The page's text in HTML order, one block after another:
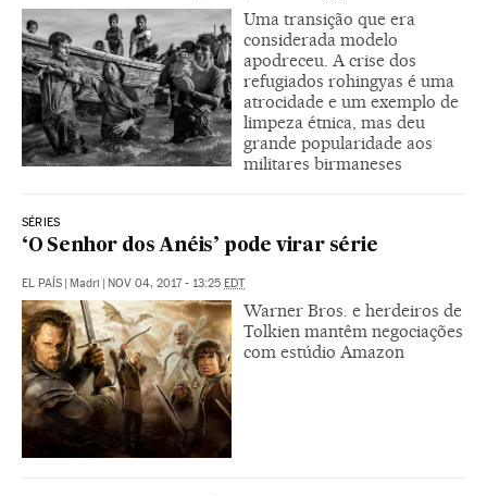
Uma transição que era
considerada modelo
apodreceu. A crise dos
refugiados rohingyas é uma
atrocidade e um exemplo de
limpeza étnica, mas deu
grande popularidade aos
militares birmaneses
SÉRIES
‘O Senhor dos Anéis’ pode virar série
EL PAÍS | Madri | NOV 04, 2017 - 13:25 EDT
Warner Bros. e herdeiros de
Tolkien mantêm negociações
com estúdio Amazon